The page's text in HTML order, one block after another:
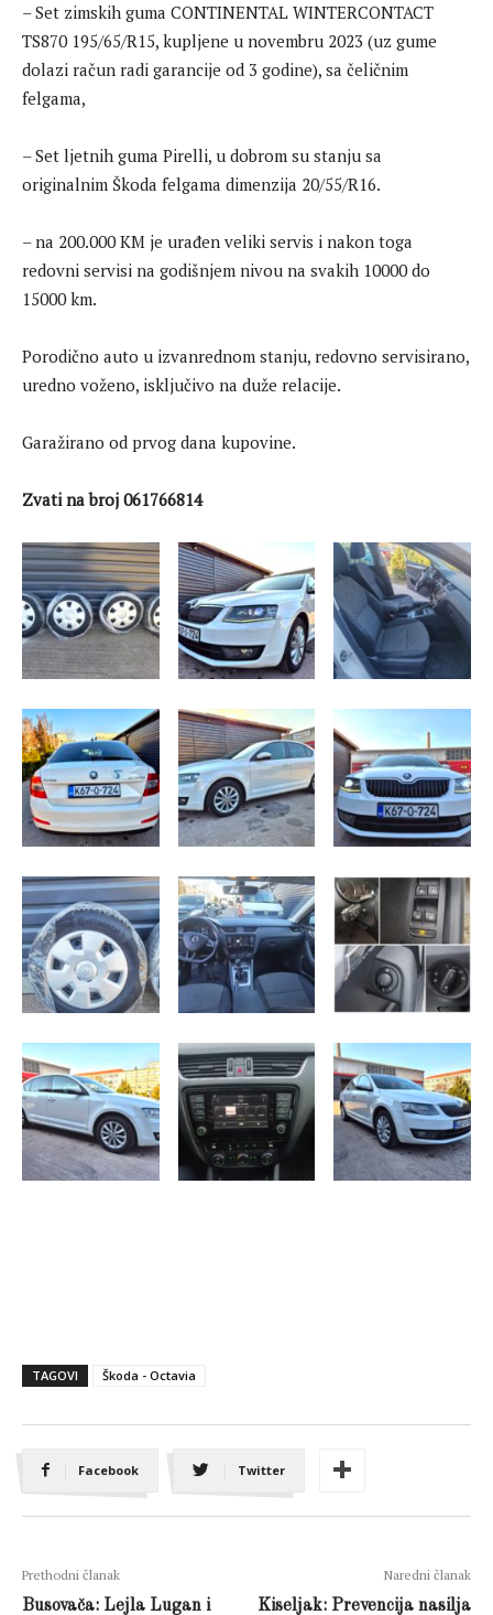
– Set zimskih guma CONTINENTAL WINTERCONTACT
TS870 195/65/R15, kupljene u novembru 2023 (uz gume
dolazi račun radi garancije od 3 godine), sa čeličnim
felgama,
– Set ljetnih guma Pirelli, u dobrom su stanju sa
originalnim Škoda felgama dimenzija 20/55/R16.
– na 200.000 KM je urađen veliki servis i nakon toga
redovni servisi na godišnjem nivou na svakih 10000 do
15000 km.
Porodično auto u izvanrednom stanju, redovno servisirano,
uredno voženo, isključivo na duže relacije.
Garažirano od prvog dana kupovine.
Zvati na broj 061766814
TAGOVI Škoda - Octavia
Facebook Twitter
Prethodni članak
Busovača: Lejla Lugan i
Naredni članak
Kiseljak: Prevencija nasilja